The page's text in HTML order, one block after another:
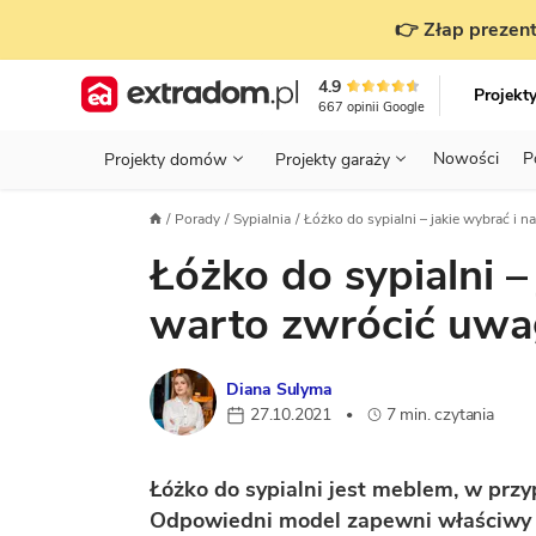
👉 Złap
4.9
667 opinii Google
Projekty domów Projekty garaży Nowości
Projekty domów Projekty garaży
Parterowe Piętrowe do 70 m²
KONDYGNACJE
POWIERZCHNIA
KONSTRUKCJA
ZABUDOWA
STANOWISKA
DACH
PRZED BUDOWĄ - ETAP 1
Działka
WYBIERAM PROJEKT - ETAP 2
PRZEPISY I FORMALNOŚCI
OZE
Porady Sypialnia Łóżko do sypialni – jakie wybrać i
Łóżko do sypialni
warto zwrócić
Diana Sulyma
27.10.2021
• 7 min. czytania
Łóżko do sypialni jest meblem, w
Odpowiedni model zapewni